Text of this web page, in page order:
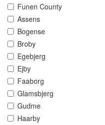
Funen County
Assens
Bogense
Broby
Egebjerg
Ejby
Faaborg
Glamsbjerg
Gudme
Haarby